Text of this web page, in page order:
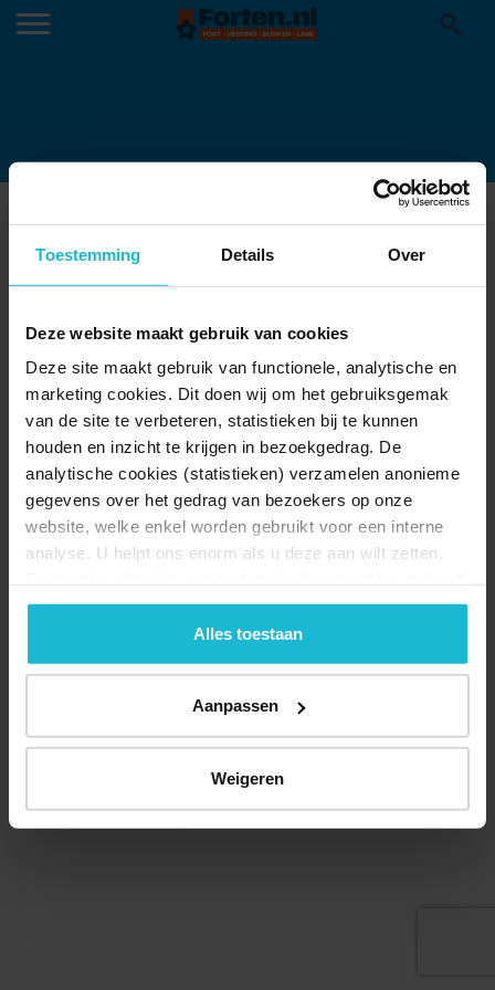
Toestemming Details Over
Deze website maakt gebruik van cookies
Deze site maakt gebruik van functionele, analytische en
marketing cookies. Dit doen wij om het gebruiksgemak
van de site te verbeteren, statistieken bij te kunnen
houden en inzicht te krijgen in bezoekgedrag. De
analytische cookies (statistieken) verzamelen anonieme
gegevens over het gedrag van bezoekers op onze
website, welke enkel worden gebruikt voor een interne
analyse. U helpt ons enorm als u deze aan wilt zetten.
geen commerciële doelstelling. U kunt deze cookies via
de knoppen accepteren, beheren of weigeren.
Alles toestaan
Aanpassen
Weigeren
SFEERBEELD RAVENSTEIN _
MAASDIJK _ C LIESKE MEIMA
© 2026 Stichting Forten Nederland